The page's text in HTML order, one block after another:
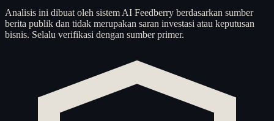
Analisis ini dibuat oleh sistem AI Feedberry berdasarkan sumber
berita publik dan tidak merupakan saran investasi atau keputusan
bisnis. Selalu verifikasi dengan sumber primer.